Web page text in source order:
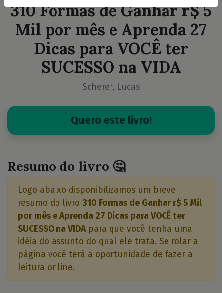
310 Formas de Ganhar r$ 5
Mil por mês e Aprenda 27
Dicas para VOCÊ ter
SUCESSO na VIDA
Scherer, Lucas
Quero este livro!
Resumo do livro 🤔
Logo abaixo disponibilizamos um breve
resumo do livro 310 Formas de Ganhar r$ 5 Mil
por mês e Aprenda 27 Dicas para VOCÊ ter
SUCESSO na VIDApara que você tenha uma
idéia do assunto do qual ele trata. Se rolar a
página você terá a oportunidade de fazer a
leitura online.